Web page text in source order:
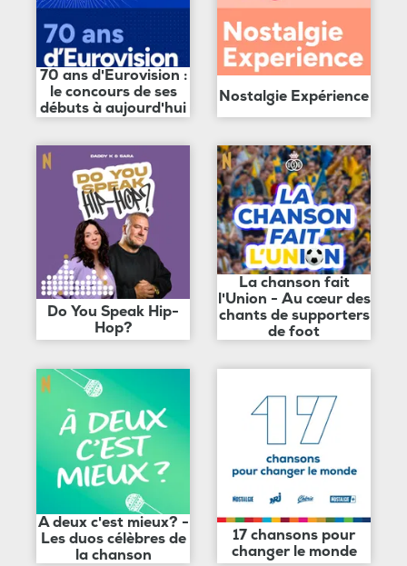
70 ans d'Eurovision :
le concours de ses
débuts à aujourd'hui
Nostalgie Expérience
Do You Speak Hip-
Hop?
La chanson fait
l'Union - Au cœur des
chants de supporters
de foot
A deux c'est mieux? -
Les duos célèbres de
la chanson
17 chansons pour
changer le monde